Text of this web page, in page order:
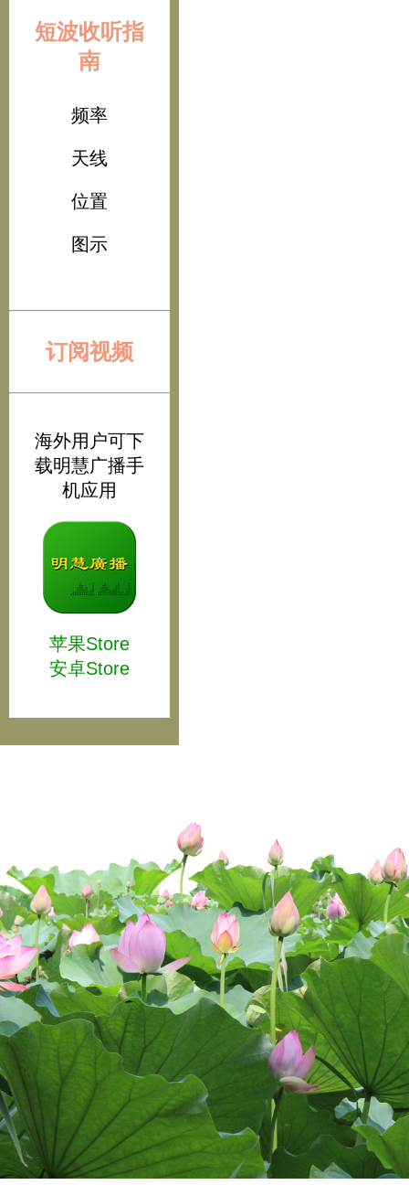
短波收听指
南
频率
天线
位置
图示
订阅视频
海外用户可下
载明慧广播手
机应用
苹果Store
安卓Store